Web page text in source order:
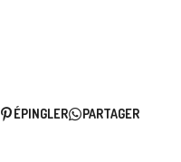
ÉPINGLER PARTAGER